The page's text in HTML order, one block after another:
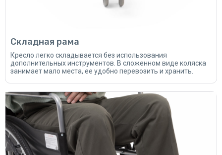
Складная рама
Кресло легко складывается без использования
дополнительных инструментов. В сложенном виде коляска
занимает мало места, ее удобно перевозить и хранить.